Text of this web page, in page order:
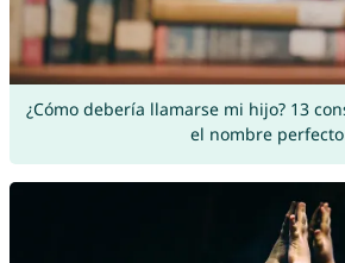
¿Cómo debería llamarse mi hijo? 13
el nombre perfecto